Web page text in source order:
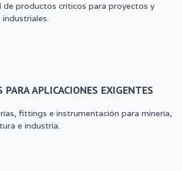
de productos críticos para proyectos y
PARA APLICACIONES EXIGENTES
fittings e instrumentación para minería,
e industria.